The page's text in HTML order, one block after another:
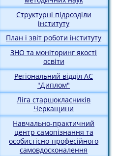
Структурні підрозділи
інституту
План і звіт роботи інституту
ЗНО та моніторинг якості
освіти
Регіональний відділ АС
"Диплом"
Ліга старшокласників
Черкащини
Навчально-практичний
центр самопізнання та
особистісно-професійного
самовдосконалення